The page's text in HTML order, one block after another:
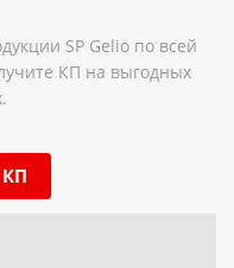
SP Gelio по всей
КП на выгодных